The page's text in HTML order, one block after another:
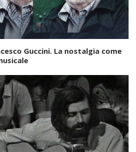
Guccini. La nostalgia come